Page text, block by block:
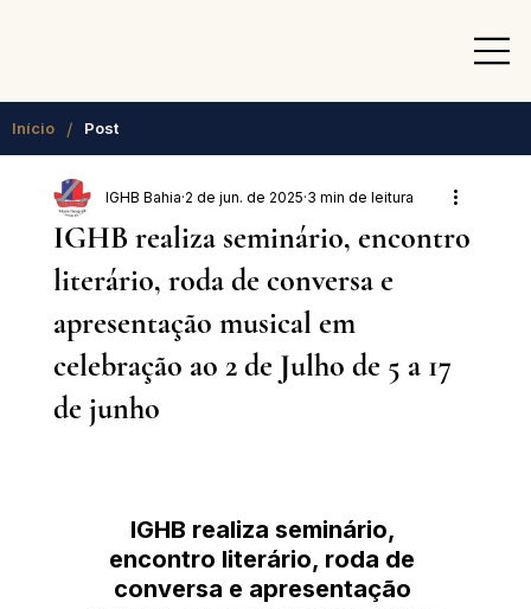
Início / Post
IGHB realiza seminário, encontro
literário, roda de conversa e
apresentação musical em
celebração ao 2 de Julho de 5 a 17
de junho
IGHB Bahia 2 de jun. de 2025 3 min de leitura
IGHB realiza seminário,
encontro literário, roda de
conversa e apresentação